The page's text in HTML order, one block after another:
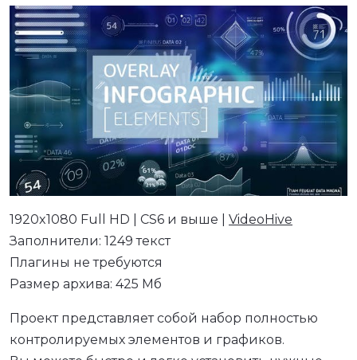
1920x1080 Full HD | CS6 и выше | VideoHive
Заполнители: 1249 текст
Плагины не требуются
Размер архива: 425 Мб
Проект представляет собой набор полностью
контролируемых элементов и графиков.